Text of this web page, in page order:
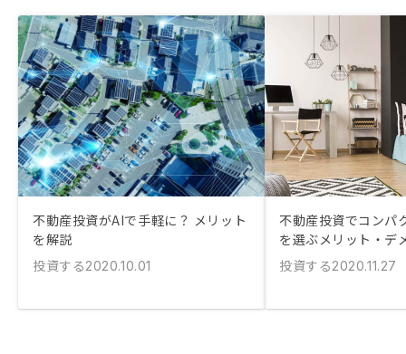
不動産投資がAIで手軽に？ メリット
を解説
投資する2020.10.01
不動産投資でコンパ
を選ぶメリット・デ
投資する2020.11.27